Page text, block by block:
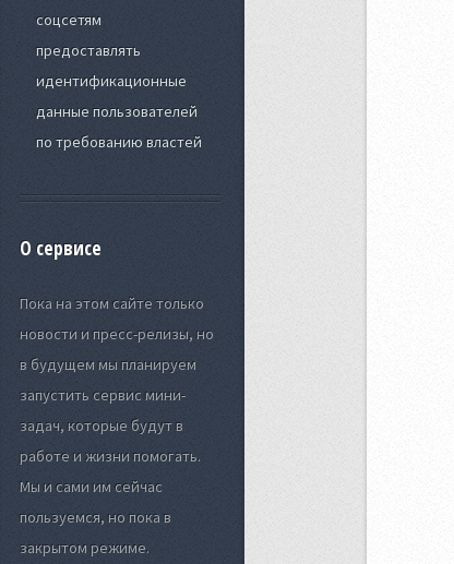
соцсетям
предоставлять
идентификационные
данные пользователей
по требованию властей
О сервисе
Пока на этом сайте только
новости и пресс-релизы, но
в будущем мы планируем
запустить сервис мини-
задач, которые будут в
работе и жизни помогать.
Мы и сами им сейчас
пользуемся, но пока в
закрытом режиме.